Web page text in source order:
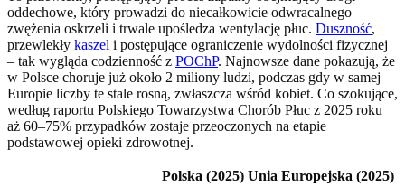
oddechowe, który prowadzi do niecałkowicie odwracalnego
zwężenia oskrzeli i trwale upośledza wentylację płuc. Duszność,
przewlekły kaszel i postępujące ograniczenie wydolności fizycznej
– tak wygląda codzienność z POChP. Najnowsze dane pokazują, że
w Polsce choruje już około 2 miliony ludzi, podczas gdy w samej
Europie liczby te stale rosną, zwłaszcza wśród kobiet. Co szokujące,
według raportu Polskiego Towarzystwa Chorób Płuc z 2025 roku
aż 60–75% przypadków zostaje przeoczonych na etapie
podstawowej opieki zdrowotnej.
Polska (2025) Unia Europejska (2025)